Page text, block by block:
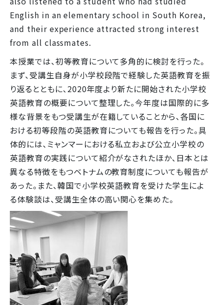
English in an elementary school in South Korea,
and their experience attracted strong interest
from all classmates.
本授業では、初等教育について多角的に検討を行った。
まず、受講生自身が小学校段階で経験した英語教育を振
り返るとともに、2020年度より新たに開始された小学校
英語教育の概要について整理した。今年度は国際的に多
様な背景をもつ受講生が在籍していることから、各国に
おける初等段階の英語教育についても報告を行った。具
体的には、ミャンマーにおける私立および公立小学校の
英語教育の実践について紹介がなされたほか、日本とは
異なる特徴をもつベトナムの教育制度についても報告が
あった。また、韓国で小学校英語教育を受けた学生によ
る体験談は、受講生全体の高い関心を集めた。